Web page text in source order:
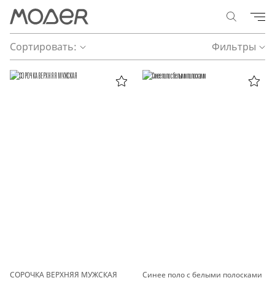
Сортировать: Фильтры
СОРОЧКА ВЕРХНЯЯ МУЖСКАЯ Синее поло с белыми полосками